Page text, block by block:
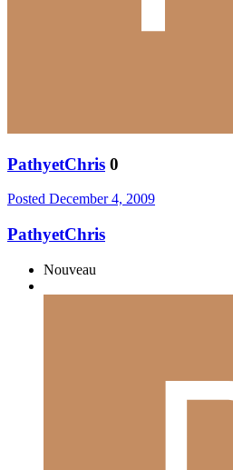
PathyetChris 0
Posted December 4, 2009
PathyetChris
Nouveau